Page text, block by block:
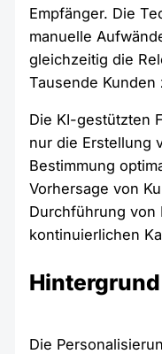
Empfänger. Die
manuelle
gleichzeitig die
Tausende Kunden
Die KI-gestützten
nur die Erstellung
Bestimmung
Vorhersage von
Durchführung von
kontinuierlichen
Die